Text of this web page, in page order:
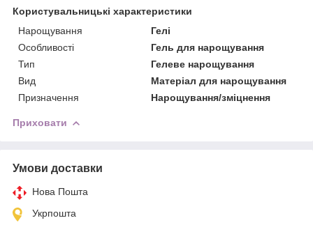
Користувальницькі характеристики
Нарощування
Гелі
Особливості
Гель для нарощування
Тип
Гелеве нарощування
Вид
Матеріал для нарощування
Призначення
Нарощування/зміцнення
Приховати
Умови доставки
Нова Пошта
Укрпошта